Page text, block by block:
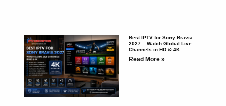
Best IPTV for Sony Bravia
2027 – Watch Global Live
Channels in HD & 4K
Read More »